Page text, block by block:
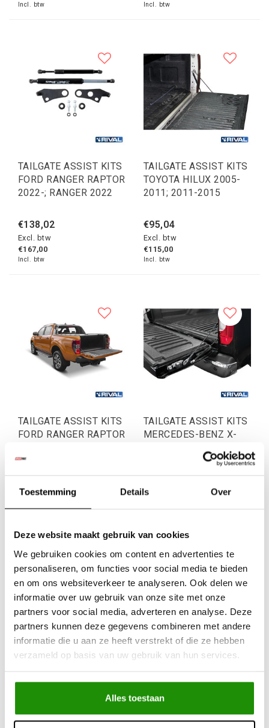
Toestemming Details Over
Deze website maakt gebruik van cookies
We gebruiken cookies om content en advertenties te
personaliseren, om functies voor social media te bieden
en om ons websiteverkeer te analyseren. Ook delen we
informatie over uw gebruik van onze site met onze
partners voor social media, adverteren en analyse. Deze
partners kunnen deze gegevens combineren met andere
informatie die u aan ze heeft verstrekt of die ze hebben
verzameld op basis van uw gebruik van hun services.
Alles toestaan
Incl. btw Incl. btw
TAILGATE ASSIST KITS
FORD RANGER RAPTOR
2022-; RANGER 2022
€138,02
Excl. btw
€167,00
Incl. btw
TAILGATE ASSIST KITS
TOYOTA HILUX 2005-
2011; 2011-2015
€95,04
Excl. btw
€115,00
Incl. btw
TAILGATE ASSIST KITS
FORD RANGER RAPTOR
Excl. btw
TAILGATE ASSIST KITS
MERCEDES-BENZ X-
Excl. btw
(FRONTIER) 2014-2021